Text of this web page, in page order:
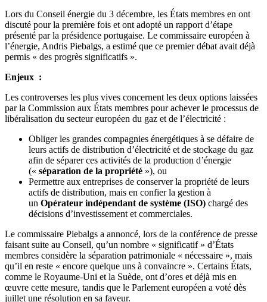
Lors du Conseil énergie du 3 décembre, les États membres en ont
discuté pour la première fois et ont adopté un rapport d’étape
présenté par la présidence portugaise. Le commissaire européen à
l’énergie, Andris Piebalgs, a estimé que ce premier débat avait déjà
permis « des progrès significatifs ».
Enjeux :
Les controverses les plus vives concernent les deux options laissées
par la Commission aux États membres pour achever le processus de
libéralisation du secteur européen du gaz et de l’électricité :
Obliger les grandes compagnies énergétiques à se défaire de
leurs actifs de distribution d’électricité et de stockage du gaz
afin de séparer ces activités de la production d’énergie
(« séparation de la propriété »), ou
Permettre aux entreprises de conserver la propriété de leurs
actifs de distribution, mais en confier la gestion à
un Opérateur indépendant de système (ISO) chargé des
décisions d’investissement et commerciales.
Le commissaire Piebalgs a annoncé, lors de la conférence de presse
faisant suite au Conseil, qu’un nombre « significatif » d’États
membres considère la séparation patrimoniale « nécessaire », mais
qu’il en reste « encore quelque uns à convaincre ». Certains États,
comme le Royaume-Uni et la Suède, ont d’ores et déjà mis en
œuvre cette mesure, tandis que le Parlement européen a voté dès
juillet une résolution en sa faveur.